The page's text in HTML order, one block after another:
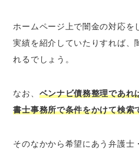
ホームページ上で闇金の対応を
実績を紹介していたりすれば、
れるでしょう。
なお、 ベンナビ債務整理であれ
書士事務所で条件をかけて検索
そのなかから希望にあう弁護士